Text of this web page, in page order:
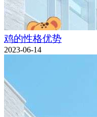
鸡的性格优势
2023-06-14